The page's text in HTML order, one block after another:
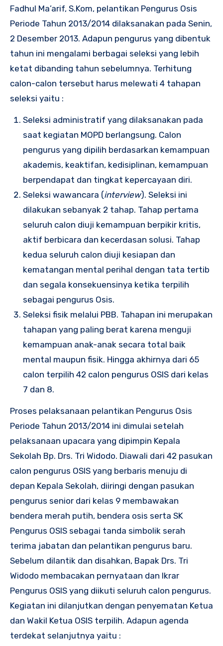
Fadhul Ma’arif, S.Kom, pelantikan Pengurus Osis
Periode Tahun 2013/2014 dilaksanakan pada Senin,
2 Desember 2013. Adapun pengurus yang dibentuk
tahun ini mengalami berbagai seleksi yang lebih
ketat dibanding tahun sebelumnya. Terhitung
calon-calon tersebut harus melewati 4 tahapan
seleksi yaitu :
Seleksi administratif yang dilaksanakan pada
saat kegiatan MOPD berlangsung. Calon
pengurus yang dipilih berdasarkan kemampuan
akademis, keaktifan, kedisiplinan, kemampuan
berpendapat dan tingkat kepercayaan diri.
Seleksi wawancara (interview). Seleksi ini
dilakukan sebanyak 2 tahap. Tahap pertama
seluruh calon diuji kemampuan berpikir kritis,
aktif berbicara dan kecerdasan solusi. Tahap
kedua seluruh calon diuji kesiapan dan
kematangan mental perihal dengan tata tertib
dan segala konsekuensinya ketika terpilih
sebagai pengurus Osis.
Seleksi fisik melalui PBB. Tahapan ini merupakan
tahapan yang paling berat karena menguji
kemampuan anak-anak secara total baik
mental maupun fisik. Hingga akhirnya dari 65
calon terpilih 42 calon pengurus OSIS dari kelas
7 dan 8.
Proses pelaksanaan pelantikan Pengurus Osis
Periode Tahun 2013/2014 ini dimulai setelah
pelaksanaan upacara yang dipimpin Kepala
Sekolah Bp. Drs. Tri Widodo. Diawali dari 42 pasukan
calon pengurus OSIS yang berbaris menuju di
depan Kepala Sekolah, diiringi dengan pasukan
pengurus senior dari kelas 9 membawakan
bendera merah putih, bendera osis serta SK
Pengurus OSIS sebagai tanda simbolik serah
terima jabatan dan pelantikan pengurus baru.
Sebelum dilantik dan disahkan, Bapak Drs. Tri
Widodo membacakan pernyataan dan Ikrar
Pengurus OSIS yang diikuti seluruh calon pengurus.
Kegiatan ini dilanjutkan dengan penyematan Ketua
dan Wakil Ketua OSIS terpilih. Adapun agenda
terdekat selanjutnya yaitu :